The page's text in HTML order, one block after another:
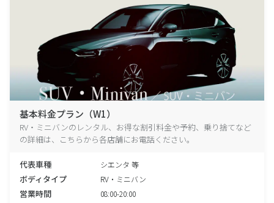
基本料金プラン（W1）
RV・ミニバンのレンタル、お得な割引料金や予約、乗り捨てなど
の詳細は、こちらから各店舗にお電話ください。
代表車種 シエンタ 等
ボディタイプ RV・ミニバン
営業時間 08:00-20:00